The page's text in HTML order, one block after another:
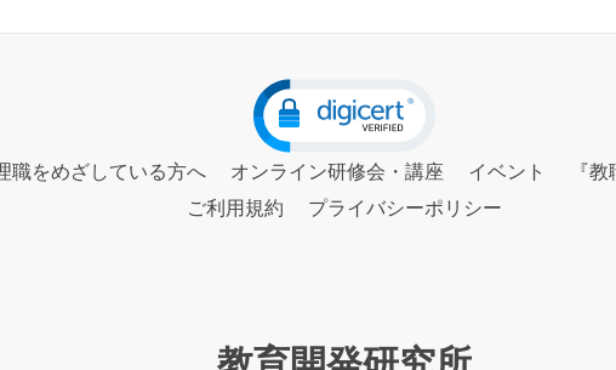
職をめざしている方へ オンライン研修会・講座 イベント 『
ご利用規約
プライバシーポリシー